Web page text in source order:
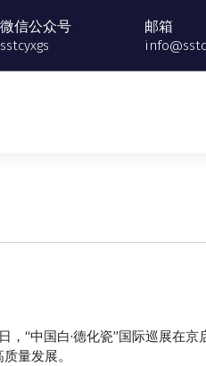
微信公众号
sstcyxgs
邮箱
“中国白·德化瓷”国际巡展在
量发展。